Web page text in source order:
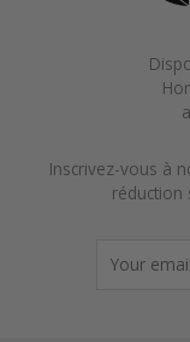
Inscrivez-vous à
réduction